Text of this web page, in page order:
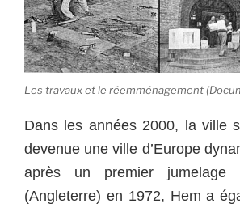
Les travaux et le réemménagement
Dans les années 2000, la ville
devenue une ville d’Europe
après un premier jumelage
(Angleterre) en 1972, Hem a